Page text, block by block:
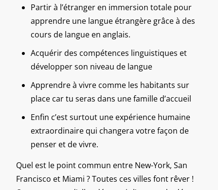
Partir à l’étranger en immersion totale pour
apprendre une langue étrangère grâce à des
cours de langue en anglais.
Acquérir des compétences linguistiques et
développer son niveau de langue
Apprendre à vivre comme les habitants sur
place car tu seras dans une famille d’accueil
Enfin c’est surtout une expérience humaine
extraordinaire qui changera votre façon de
penser et de vivre.
Quel est le point commun entre New-York, San
Francisco et Miami ? Toutes ces villes font rêver !